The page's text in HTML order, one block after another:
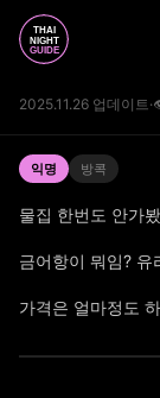
2025.11.26 업데이트·
익명 방콕
물집 한번도 안가
금어항이 뭐임? 유
가격은 얼마정도